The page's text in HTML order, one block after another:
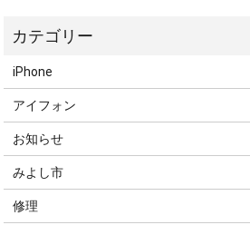
iPhone
アイフォン
お知らせ
みよし市
修理